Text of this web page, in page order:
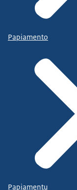
Papiamento
Papiamentu